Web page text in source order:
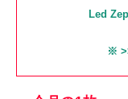
Led
※